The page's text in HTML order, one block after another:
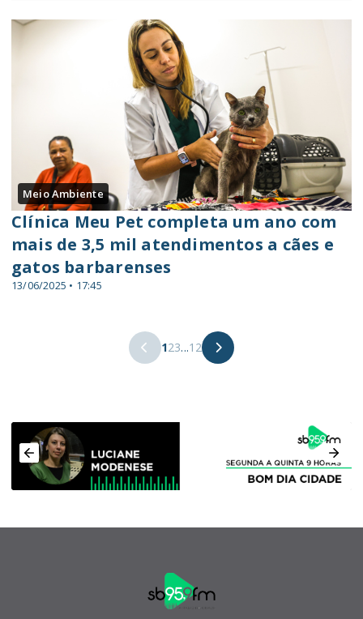
Meio Ambiente
13/06/2025 • 17:45
Clínica Meu Pet completa um ano com
mais de 3,5 mil atendimentos a cães e
gatos barbarenses
123...12